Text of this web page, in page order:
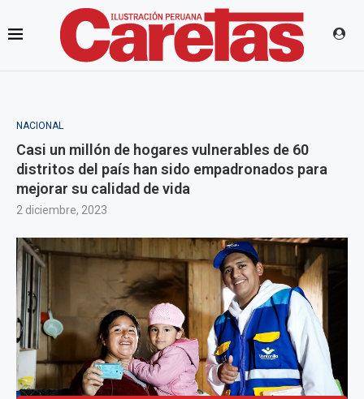
NACIONAL
Casi un millón de hogares vulnerables de 60
distritos del país han sido empadronados para
mejorar su calidad de vida
2 diciembre, 2023